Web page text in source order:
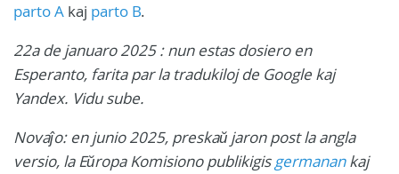
parto A kaj parto B.
22a de januaro 2025 : nun estas dosiero en
Esperanto, farita par la tradukiloj de Google kaj
Yandex. Vidu sube.
Novaĵo: en junio 2025, preskaŭ jaron post la angla
versio, la Eŭropa Komisiono publikigisgermanankaj